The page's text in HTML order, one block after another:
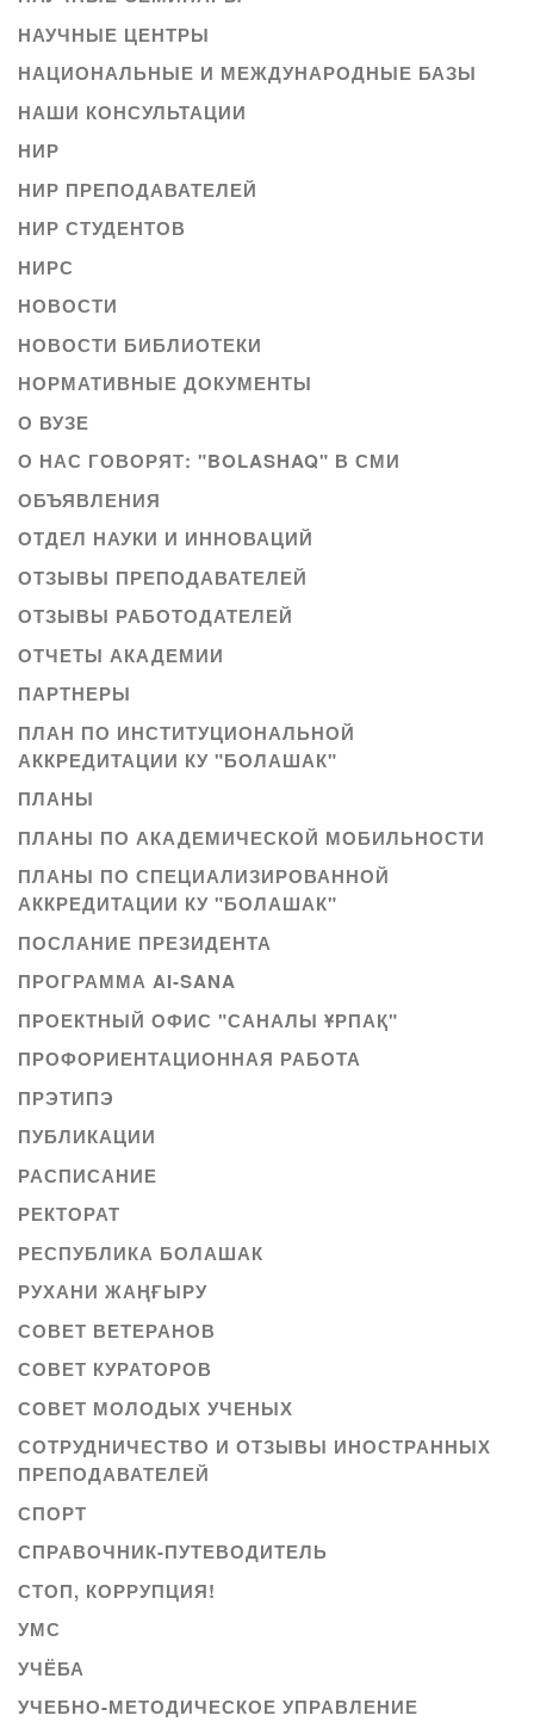
НАУЧНЫЕ ЦЕНТРЫ
НАЦИОНАЛЬНЫЕ И МЕЖДУНАРОДНЫЕ БАЗЫ
НАШИ КОНСУЛЬТАЦИИ
НИР
НИР ПРЕПОДАВАТЕЛЕЙ
НИР СТУДЕНТОВ
НИРС
НОВОСТИ
НОВОСТИ БИБЛИОТЕКИ
НОРМАТИВНЫЕ ДОКУМЕНТЫ
О ВУЗЕ
О НАС ГОВОРЯТ: "BOLASHAQ" В СМИ
ОБЪЯВЛЕНИЯ
ОТДЕЛ НАУКИ И ИННОВАЦИЙ
ОТЗЫВЫ ПРЕПОДАВАТЕЛЕЙ
ОТЗЫВЫ РАБОТОДАТЕЛЕЙ
ОТЧЕТЫ АКАДЕМИИ
ПАРТНЕРЫ
ПЛАН ПО ИНСТИТУЦИОНАЛЬНОЙ
АККРЕДИТАЦИИ КУ "БОЛАШАК"
ПЛАНЫ
ПЛАНЫ ПО АКАДЕМИЧЕСКОЙ МОБИЛЬНОСТИ
ПЛАНЫ ПО СПЕЦИАЛИЗИРОВАННОЙ
АККРЕДИТАЦИИ КУ "БОЛАШАК"
ПОСЛАНИЕ ПРЕЗИДЕНТА
ПРОГРАММА AI-SANA
ПРОЕКТНЫЙ ОФИС "САНАЛЫ ҰРПАҚ"
ПРОФОРИЕНТАЦИОННАЯ РАБОТА
ПРЭТИПЭ
ПУБЛИКАЦИИ
РАСПИСАНИЕ
РЕКТОРАТ
РЕСПУБЛИКА БОЛАШАК
РУХАНИ ЖАҢҒЫРУ
СОВЕТ ВЕТЕРАНОВ
СОВЕТ КУРАТОРОВ
СОВЕТ МОЛОДЫХ УЧЕНЫХ
СОТРУДНИЧЕСТВО И ОТЗЫВЫ ИНОСТРАННЫХ
ПРЕПОДАВАТЕЛЕЙ
СПОРТ
СПРАВОЧНИК-ПУТЕВОДИТЕЛЬ
СТОП, КОРРУПЦИЯ!
УМС
УЧЁБА
УЧЕБНО-МЕТОДИЧЕСКОЕ УПРАВЛЕНИЕ